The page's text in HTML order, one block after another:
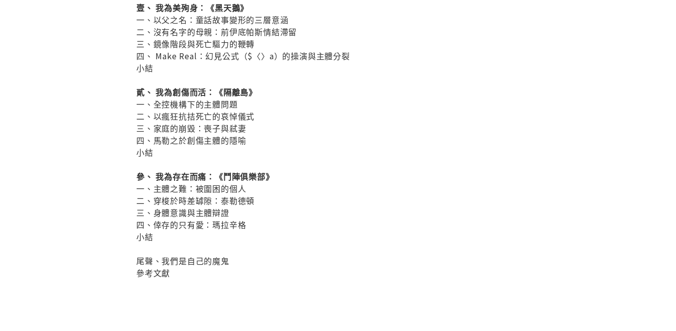
壹、 我為美殉身：《黑天鵝》
一、以父之名：童話故事變形的三層意涵
二、沒有名字的母親：前伊底帕斯情結滯留
三、鏡像階段與死亡驅力的鞭轉
四、 Make Real：幻見公式（$〈〉a）的操演與主體分裂
小結
貳、 我為創傷而活：《隔離島》
一、全控機構下的主體問題
二、以瘋狂抗拮死亡的哀悼儀式
三、家庭的崩毀：喪子與弒妻
四、馬勒之於創傷主體的隱喻
小結
參、 我為存在而痛：《鬥陣俱樂部》
一、主體之難：被圍困的個人
二、穿梭於時差罅隙：泰勒德頓
三、身體意識與主體辯證
四、倖存的只有愛：瑪拉辛格
小結
尾聲、我們是自己的魔鬼
參考文獻